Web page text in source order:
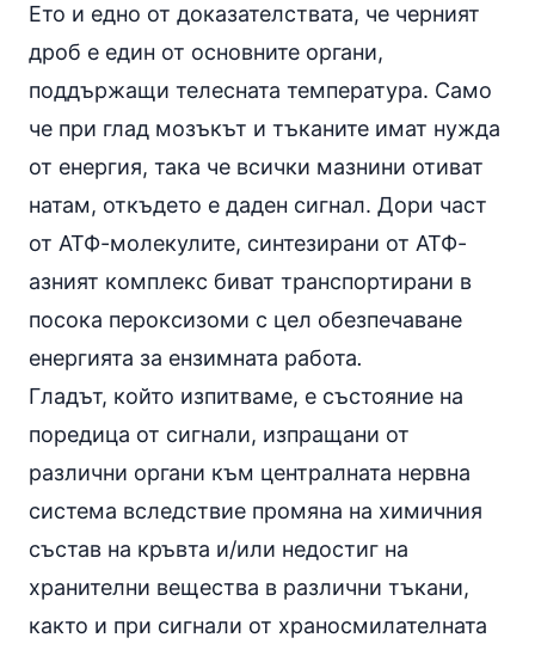
Ето и едно от доказателствата, че черният
дроб е един от основните органи,
поддържащи телесната температура. Само
че при глад мозъкът и тъканите имат нужда
от енергия, така че всички мазнини отиват
натам, откъдето е даден сигнал. Дори част
от АТФ-молекулите, синтезирани от АТФ-
азният комплекс биват транспортирани в
посока пероксизоми с цел обезпечаване
енергията за ензимната работа.
Гладът, който изпитваме, е състояние на
поредица от сигнали, изпращани от
различни органи към централната нервна
система вследствие промяна на химичния
състав на кръвта и/или недостиг на
хранителни вещества в различни тъкани,
както и при сигнали от храносмилателната